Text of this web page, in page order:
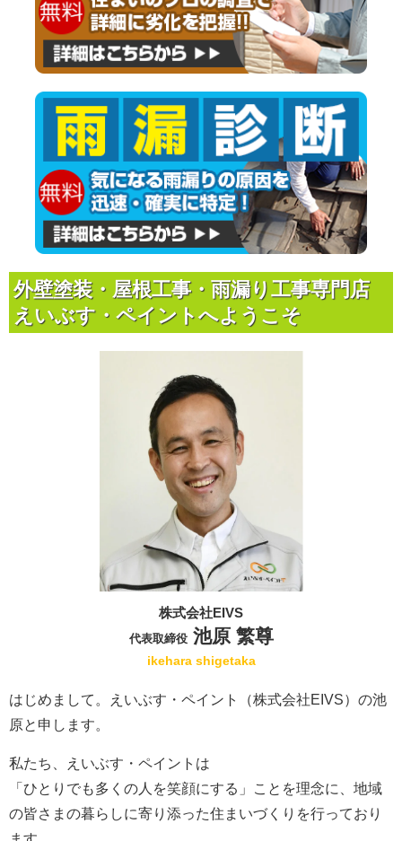
外壁塗装・屋根工事・雨漏り工事専門店
えいぶす・ペイントへようこそ
株式会社EIVS
代表取締役池原 繁尊
ikehara shigetaka
はじめまして。えいぶす・ペイント（株式会社EIVS）の池
原と申します。
私たち、えいぶす・ペイントは
「ひとりでも多くの人を笑顔にする」ことを理念に、地域
の皆さまの暮らしに寄り添った住まいづくりを行っており